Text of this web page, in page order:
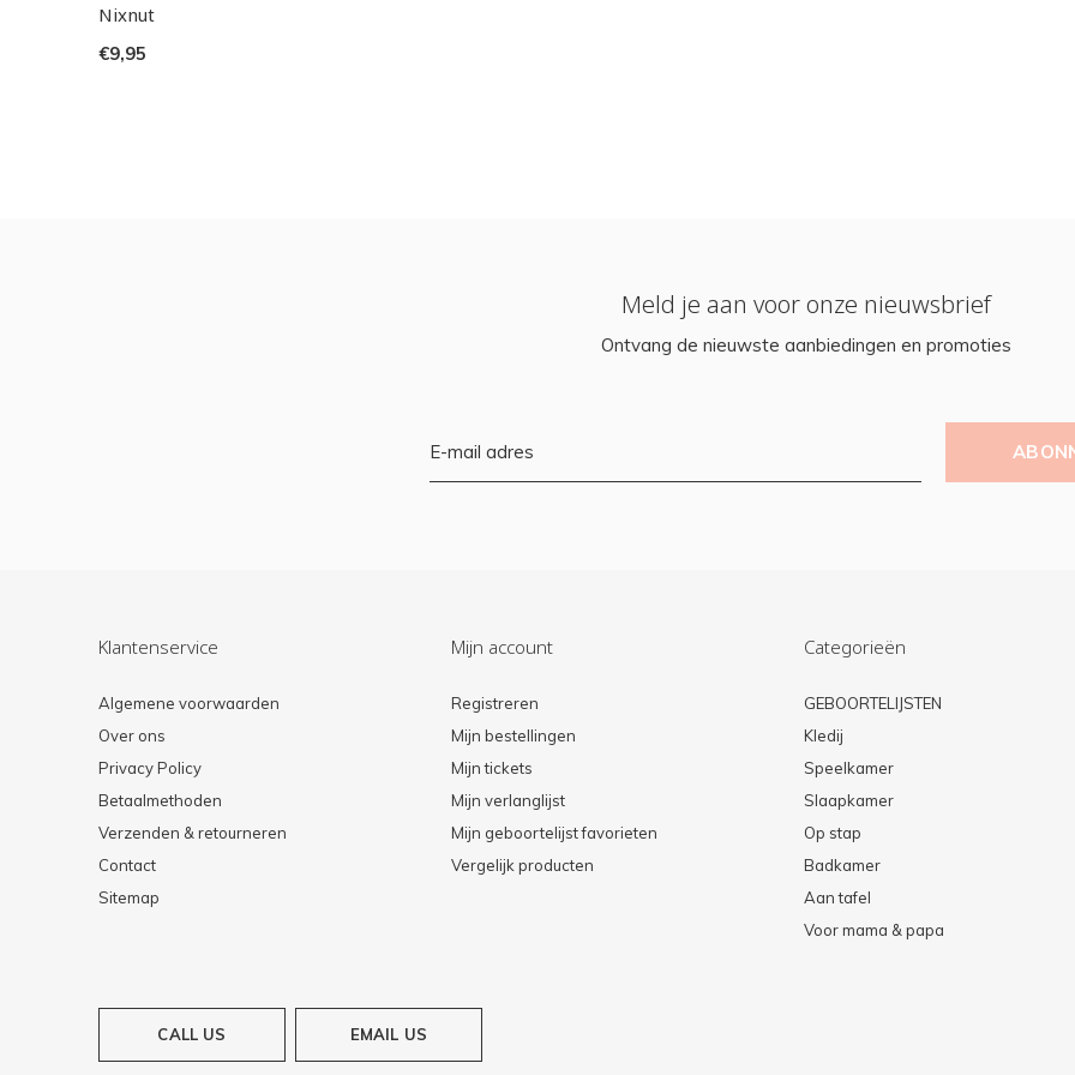
Nixnut
€9,95
Meld je aan voor onze nieuwsbrief
Ontvang de nieuwste aanbiedingen en promoties
Klantenservice
Algemene voorwaarden
Over ons
Privacy Policy
Betaalmethoden
Verzenden & retourneren
Contact
Sitemap
Mijn account
Registreren
Mijn bestellingen
Mijn tickets
Mijn verlanglijst
Mijn geboortelijst favorieten
Vergelijk producten
Categorieën
GEBOORTELIJSTEN
Kledij
Speelkamer
Slaapkamer
Op stap
Badkamer
Aan tafel
Voor mama & papa
CALL US EMAIL US